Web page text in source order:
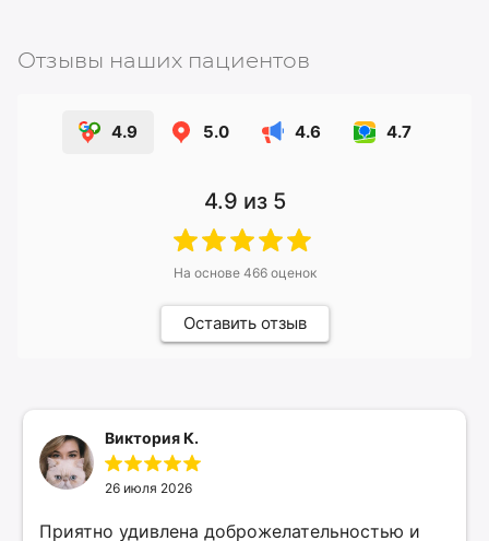
Отзывы наших пациентов
4.9 5.0 4.6 4.7
4.9 из 5
На основе 466оценок
Оставить отзыв
Виктория К.
26 июля 2026
Приятно удивлена доброжелательностью и